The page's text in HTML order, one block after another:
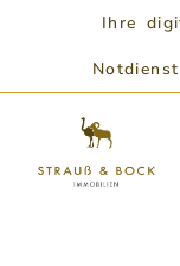
Ihre
Notdienst